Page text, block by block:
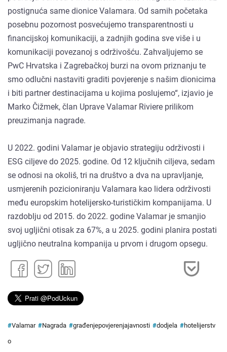
postignuća same dionice Valamara. Od samih početaka
posebnu pozornost posvećujemo transparentnosti u
financijskoj komunikaciji, a zadnjih godina sve više i u
komunikaciji povezanoj s održivošću. Zahvaljujemo se
PwC Hrvatska i Zagrebačkoj burzi na ovom priznanju te
smo odlučni nastaviti graditi povjerenje s našim dionicima
i biti partner destinacijama u kojima poslujemo“, izjavio je
Marko Čižmek, član Uprave Valamar Riviere prilikom
preuzimanja nagrade.
U 2022. godini Valamar je objavio strategiju održivosti i
ESG ciljeve do 2025. godine. Od 12 ključnih ciljeva, sedam
se odnosi na okoliš, tri na društvo a dva na upravljanje,
usmjerenih pozicioniranju Valamara kao lidera održivosti
među europskim hotelijersko-turističkim kompanijama. U
razdoblju od 2015. do 2022. godine Valamar je smanjio
svoj ugljični otisak za 67%, a u 2025. godini planira postati
ugljično neutralna kompanija u prvom i drugom opsegu.
#Valamar #Nagrada #građenjepovjerenjajavnosti #dodjela #hotelijerstv
o